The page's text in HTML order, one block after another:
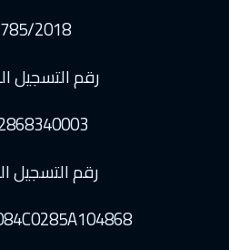
2018
رقم التسجيل
10052868340003
رقم التسجيل